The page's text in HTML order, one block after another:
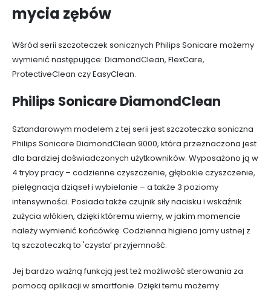
mycia zębów
Wśród serii szczoteczek sonicznych Philips Sonicare możemy
wymienić następujące: DiamondClean, FlexCare,
ProtectiveClean czy EasyClean.
Philips Sonicare DiamondClean
Sztandarowym modelem z tej serii jest szczoteczka soniczna
Philips Sonicare DiamondClean 9000, która przeznaczona jest
dla bardziej doświadczonych użytkowników. Wyposażono ją w
4 tryby pracy – codzienne czyszczenie, głębokie czyszczenie,
pielęgnacja dziąseł i wybielanie – a także 3 poziomy
intensywności. Posiada także czujnik siły nacisku i wskaźnik
zużycia włókien, dzięki któremu wiemy, w jakim momencie
należy wymienić końcówkę. Codzienna higiena jamy ustnej z
tą szczoteczką to 'czysta’ przyjemność.
Jej bardzo ważną funkcją jest też możliwość sterowania za
pomocą aplikacji w smartfonie. Dzięki temu możemy